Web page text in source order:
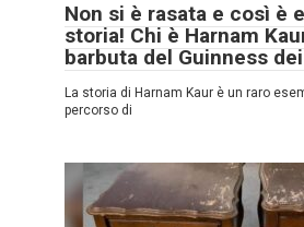
Non si è rasata e così è
storia! Chi è Harnam
barbuta del Guinness
La storia di Harnam Kaur è un raro
percorso di